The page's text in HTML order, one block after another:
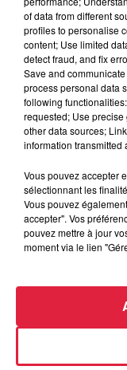
(traduite de celle
Samedi 14 janvier
Théâtre municipal
Jeudi 19 janvier à
l’Espace culturel
Samedi 28 janvier à
l’Espace Rive Droite
A lire également :
Le crush du jour :
Le crush du jour :
Le crush du jour :
Le crush du jour
of data from different
profiles to personalise
content; Use limited
detect fraud, and fix
Save and
process personal data
following
requested; Use
other data sources;
information transmitted
Vous pouvez accepter
sélectionnant les
Vous pouvez
accepter". Vos
pouvez mettre à jour
moment via le lien